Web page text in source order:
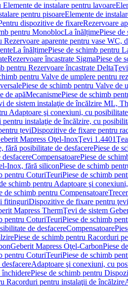
Elemente de instalare pentru lavoare
pentru pisoareElemente de
dispozitive de fixareRezervoare
pentru MonoblocLa înălțimePiese
Rezervoare aparente pentru vase WC,
La înălțimePiese de schimb pentru
Rezervoare încastrate SigmaPiese de
pentru Rezervoare încastrate Delta
pentru Valve de umplere pentru
Piese de schimb pentru Valve de
de apăMecanismePiese de schimb
de sistem instalaţie de încălzire ML,
Adaptoare şi conexiuni, cu
instalaţie de încălzire, cu
țeviDispozitive de fixare pentru
Mapress Oţel-InoxŢevi 1.4401
fără posibilitate de desfacerePiese de
CompensatoarePiese de
Inox, fără siliconPiese de schimb
pentru CoturiTeuriPiese de schimb
schimb pentru Adaptoare şi
de schimb pentru Compensatoare
fitinguriDispozitive de fixare pentru ţevi
Mapress ThermŢevi de sistem
pentru CoturiTeuriPiese de schimb
de desfacereCompensatoare
Piese de schimb pentru Racorduri
Geberit Mapress Oţel-CarbonPiese
pentru CoturiTeuriPiese de schimb
Adaptoare şi conexiuni, cu
Piese de schimb pentru
Racorduri pentru instalaţii de încălzire